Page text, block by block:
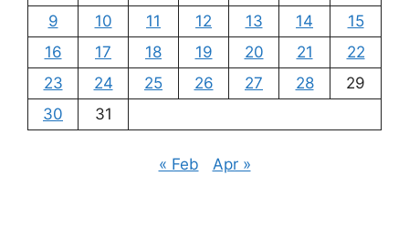
9
10 11 12 13 14
15
16
17 18 19 20 21
22
23
24 25 26 27 28
29
30
31
« Feb Apr »